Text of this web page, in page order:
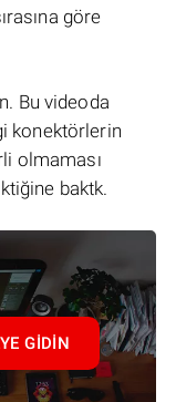
göre
Bu videoda
konektörlerin
olmaması
baktk.
GIDIN